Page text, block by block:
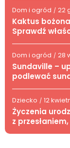
Dom i ogród / 22
Kaktus
Sprawdź
Dom i ogród / 28
Sundaville –
podlewać
Dziecko / 12
Życzenia
z